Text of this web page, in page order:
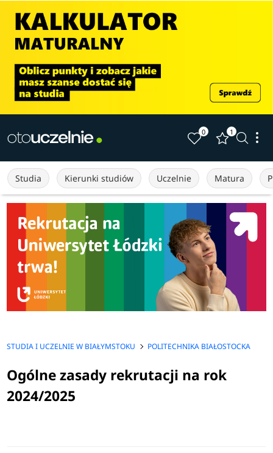
0 1
Studia Kierunki studiów Uczelnie Matura
STUDIA I UCZELNIE W BIAŁYMSTOKU POLITECHNIKA BIAŁOSTOCKA
Ogólne zasady rekrutacji na rok
2024/2025